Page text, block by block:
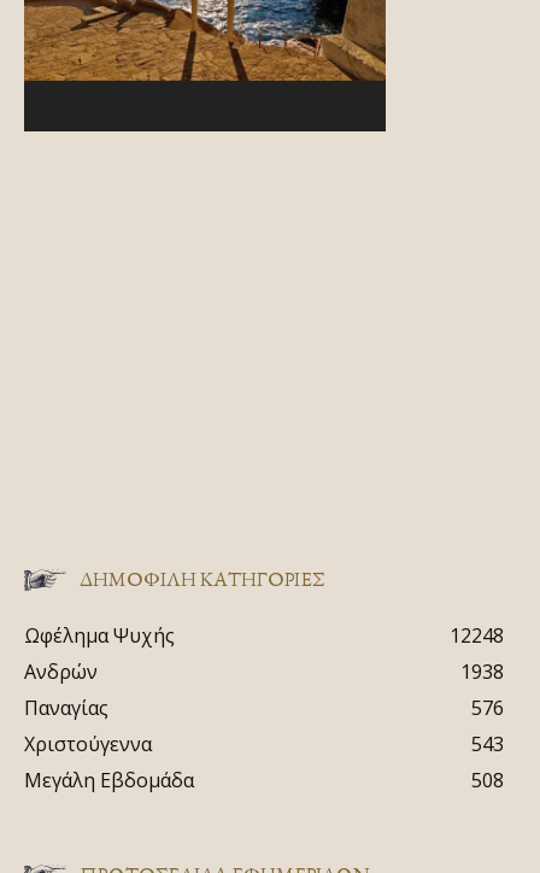
ΔΗΜΟΦΙΛΗ ΚΑΤΗΓΟΡΙΕΣ
Ωφέλημα Ψυχής
12248
Ανδρών
1938
Παναγίας
576
Χριστούγεννα
543
Μεγάλη Εβδομάδα
508